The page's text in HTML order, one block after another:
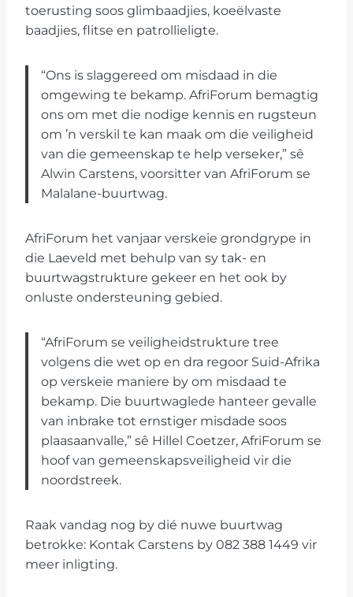
toerusting soos glimbaadjies, koeëlvaste
baadjies, flitse en patrollieligte.
“Ons is slaggereed om misdaad in die
omgewing te bekamp. AfriForum bemagtig
ons om met die nodige kennis en rugsteun
om ’n verskil te kan maak om die veiligheid
van die gemeenskap te help verseker,” sê
Alwin Carstens, voorsitter van AfriForum se
Malalane-buurtwag.
AfriForum het vanjaar verskeie grondgrype in
die Laeveld met behulp van sy tak- en
buurtwagstrukture gekeer en het ook by
onluste ondersteuning gebied.
“AfriForum se veiligheidstrukture tree
volgens die wet op en dra regoor Suid-Afrika
op verskeie maniere by om misdaad te
bekamp. Die buurtwaglede hanteer gevalle
van inbrake tot ernstiger misdade soos
plaasaanvalle,” sê Hillel Coetzer, AfriForum se
hoof van gemeenskapsveiligheid vir die
noordstreek.
Raak vandag nog by dié nuwe buurtwag
betrokke: Kontak Carstens by 082 388 1449 vir
meer inligting.